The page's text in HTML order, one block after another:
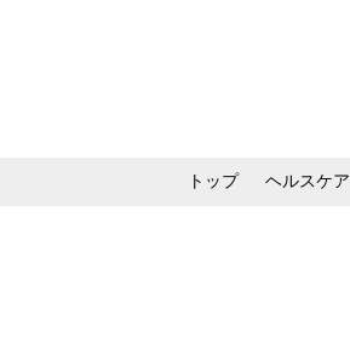
トップ ヘルスケア